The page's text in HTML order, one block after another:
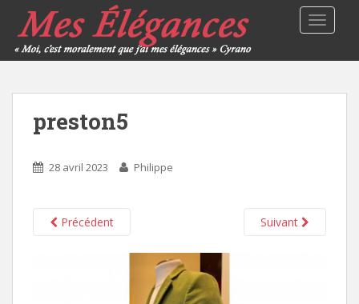
preston5
28 avril 2023 Philippe
Précédent Suivant